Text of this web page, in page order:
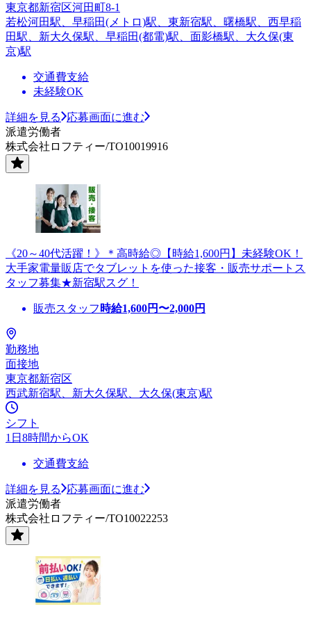
東京都新宿区河田町8-1
若松河田駅、早稲田(メトロ)駅、東新宿駅、曙橋駅、西早稲
田駅、新大久保駅、早稲田(都電)駅、面影橋駅、大久保(東
京)駅
交通費支給
未経験OK
詳細を見る
応募画面に進む
派遣労働者
株式会社ロフティー/TO10019916
《20～40代活躍！》＊高時給◎【時給1,600円】未経験OK！
大手家電量販店でタブレットを使った接客・販売サポートス
タッフ募集★新宿駅スグ！
販売スタッフ 時給1,600円〜2,000円
勤務地
面接地
東京都新宿区
西武新宿駅、新大久保駅、大久保(東京)駅
シフト
1日8時間からOK
交通費支給
詳細を見る
応募画面に進む
派遣労働者
株式会社ロフティー/TO10022253